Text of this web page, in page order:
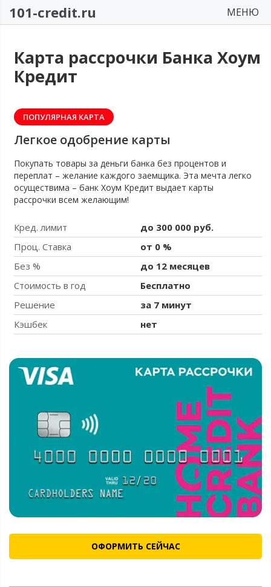
101-credit.ru МЕНЮ
Карта рассрочки Банка Хоум
Кредит
ПОПУЛЯРНАЯ КАРТА
Легкое одобрение карты
Покупать товары за деньги банка без процентов и
переплат – желание каждого заемщика. Эта мечта легко
осуществима – банк Хоум Кредит выдает карты
рассрочки всем желающим!
Кред. лимит
до 300 000 руб.
Проц. Ставка
от 0 %
Без %
до 12 месяцев
Стоимость в год
Бесплатно
Решение
за 7 минут
Кэшбек
нет
ОФОРМИТЬ СЕЙЧАС